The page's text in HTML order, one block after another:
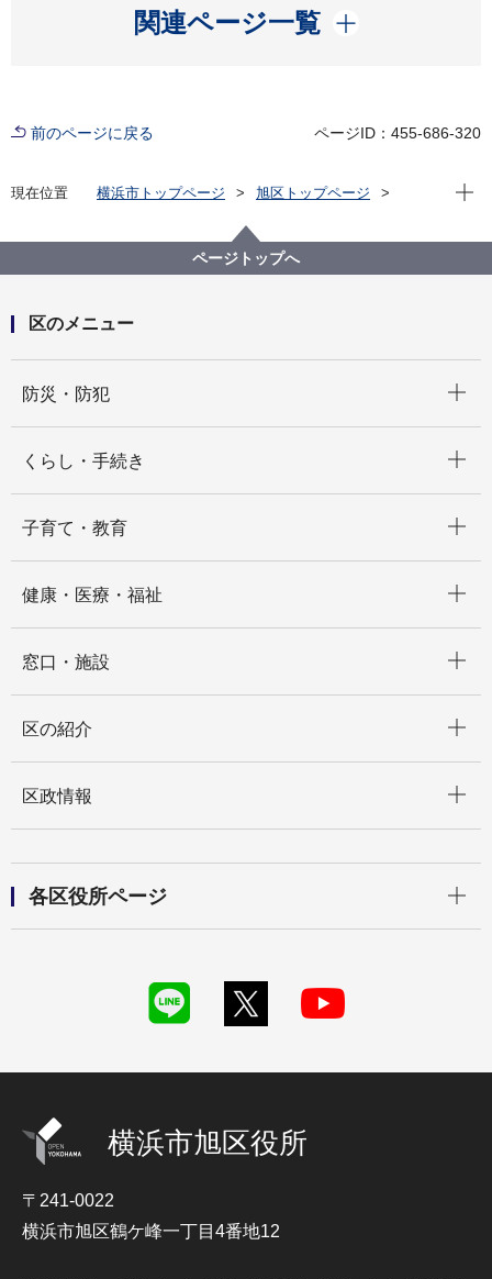
関連ページ一覧
開く
前のページに戻る ページID：455-686-320
現在位置 横浜市トップページ
旭区トップページ
令和７年度旭区保育所説明会
現在
ページトップへ
区のメニュー
防災・防犯
くらし・手続き
子育て・教育
健康・医療・福祉
窓口・施設
区の紹介
区政情報
各区役所ページ
横浜市旭区役所
〒241-0022
横浜市旭区鶴ケ峰一丁目4番地12